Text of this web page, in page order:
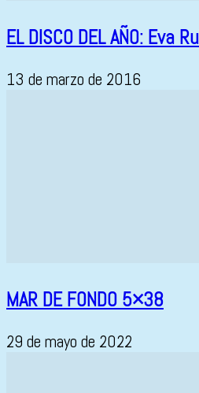
EL DISCO DEL AÑO: Eva
13 de marzo de 2016
MAR DE FONDO 5×38
29 de mayo de 2022